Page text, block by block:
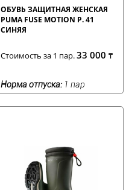
ОБУВЬ ЗАЩИТНАЯ ЖЕНСКАЯ
PUMA FUSE MOTION Р. 41
СИНЯЯ
Стоимость за 1 пар.33 000₸
Норма отпуска: 1 пар